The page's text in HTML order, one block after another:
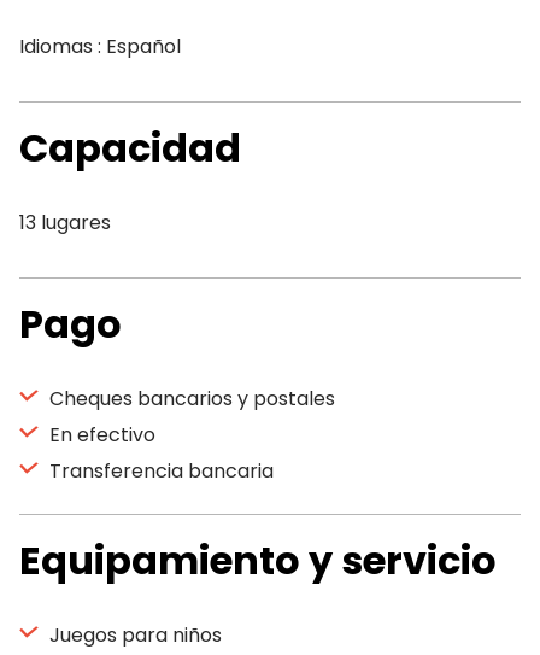
Idiomas : Español
Capacidad
13 lugares
Pago
Cheques bancarios y postales
En efectivo
Transferencia bancaria
Equipamiento y servicio
Juegos para niños